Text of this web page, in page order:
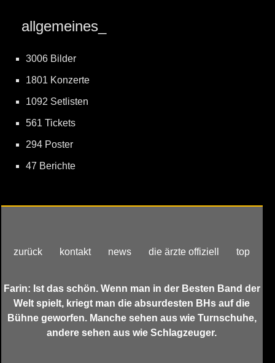
allgemeines_
3006 Bilder
1801 Konzerte
1092 Setlisten
561 Tickets
294 Poster
47 Berichte
zurück kontakt news die ärzte offiziell top
Farin: Ist das schön. Wenn man in der Besten Band der
Welt spielt, kriegt man die absurdesten BHs auf die
Bühne geworfen. Manche sehen aus wie Turnschuhe,
andere sehen aus wie Schlagzeuger.